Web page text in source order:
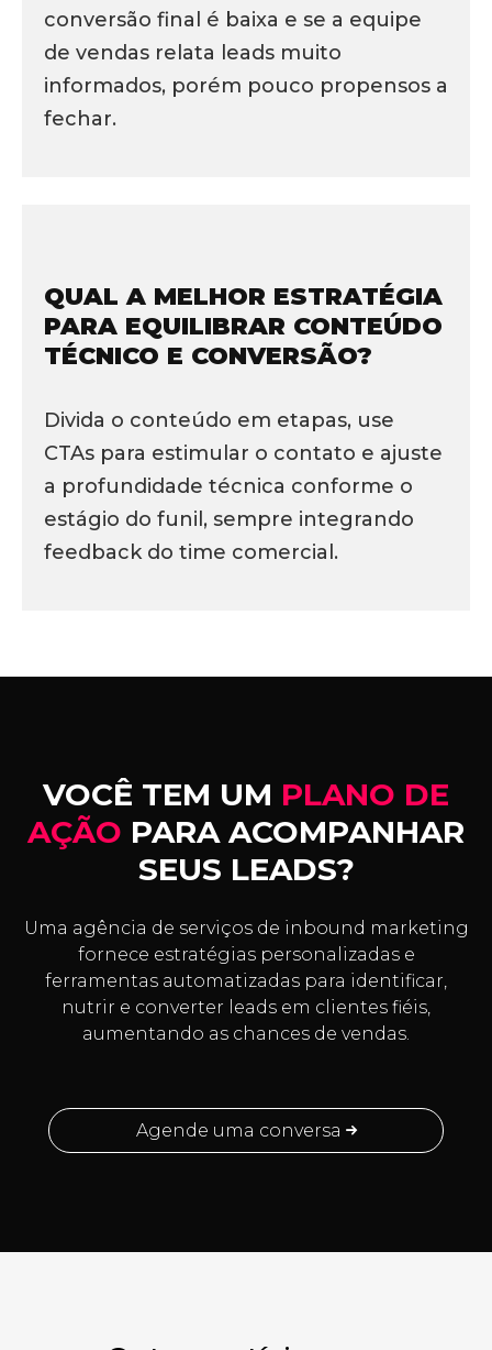
conversão final é baixa e se a equipe
de vendas relata leads muito
informados, porém pouco propensos a
fechar.
QUAL A MELHOR ESTRATÉGIA
PARA EQUILIBRAR CONTEÚDO
TÉCNICO E CONVERSÃO?
Divida o conteúdo em etapas, use
CTAs para estimular o contato e ajuste
a profundidade técnica conforme o
estágio do funil, sempre integrando
feedback do time comercial.
VOCÊ TEM UM PLANO DE
AÇÃO PARA ACOMPANHAR
SEUS LEADS?
Uma agência de serviços de inbound marketing
fornece estratégias personalizadas e
ferramentas automatizadas para identificar,
nutrir e converter leads em clientes fiéis,
aumentando as chances de vendas.
Agende uma conversa